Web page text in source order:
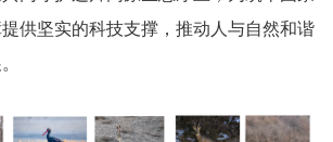
供坚实的科技支撑，推动人与自然和谐